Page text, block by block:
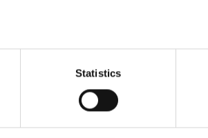
Statistics
Nordec Oy:lta Dahlin